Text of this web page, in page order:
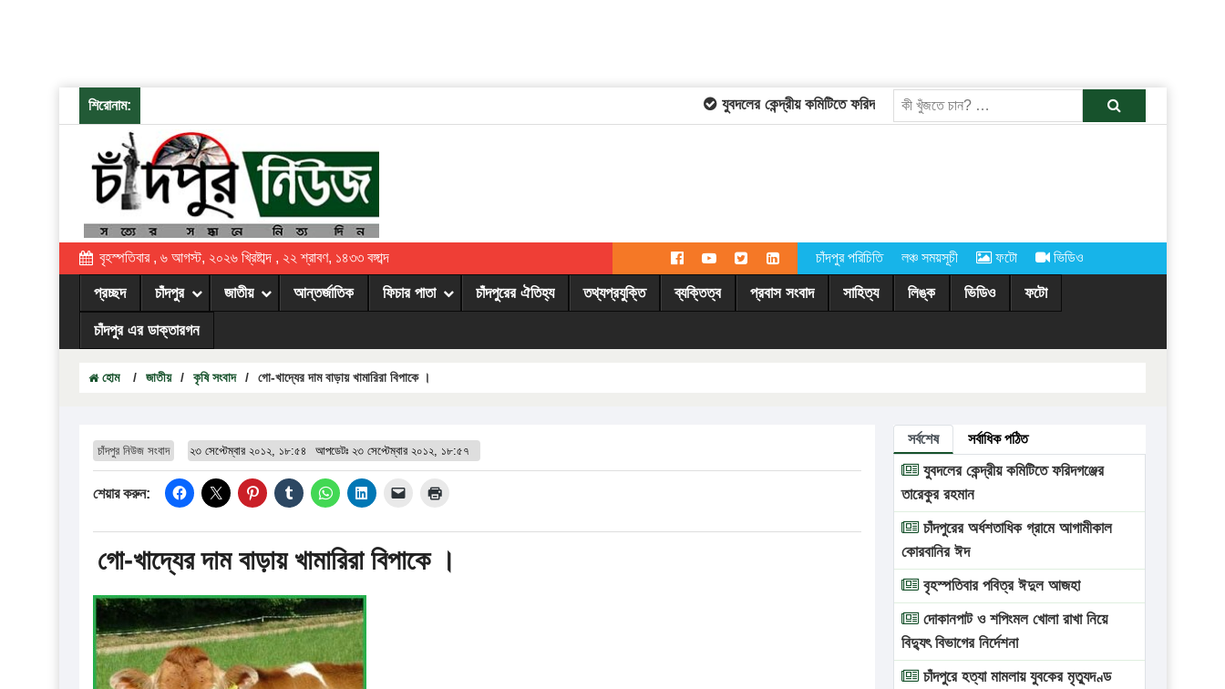
শিরোনাম: যুবদলের কেন্দ্রীয় কমিটিতে ফরিদগঞ্জের তারেকুর রহমান চাঁদপুরের অর্ধশতাধিক গ্রামে আগামীকাল
বৃহস্পতিবার , ৬ আগস্ট, ২০২৬ খ্রিষ্টাব্দ , ২২ শ্রাবণ, ১৪৩৩ বঙ্গাব্দ চাঁদপুর পরিচিতি লঞ্চ সময়সূচী ফটো ভিডিও
প্রচ্ছদ চাঁদপুর জাতীয় আন্তর্জাতিক ফিচার পাতা চাঁদপুরের ঐতিহ্য তথ্যপ্রযুক্তি ব্যক্তিত্ব প্রবাস সংবাদ সাহিত্য লিঙ্ক ভিডিও ফটো
চাঁদপুর এর ডাক্তারগন
হোম / জাতীয় / কৃষি সংবাদ / গো-খাদ্যের দাম বাড়ায় খামারিরা বিপাকে ।
চাঁদপুর নিউজ সংবাদ ২৩ সেপ্টেম্বার ২০১২, ১৮:৫৪ আপডেটঃ ২৩ সেপ্টেম্বার ২০১২, ১৮:৫৭
শেয়ার করুন:
গো-খাদ্যের দাম বাড়ায় খামারিরা বিপাকে ।
সর্বশেষ সর্বাধিক পঠিত
যুবদলের কেন্দ্রীয় কমিটিতে ফরিদগঞ্জের
তারেকুর রহমান
চাঁদপুরের অর্ধশতাধিক গ্রামে আগামীকাল
কোরবানির ঈদ
বৃহস্পতিবার পবিত্র ঈদুল আজহা
দোকানপাট ও শপিংমল খোলা রাখা নিয়ে
বিদ্যুৎ বিভাগের নির্দেশনা
চাঁদপুরে হত্যা মামলায় যুবকের মৃত্যুদণ্ড